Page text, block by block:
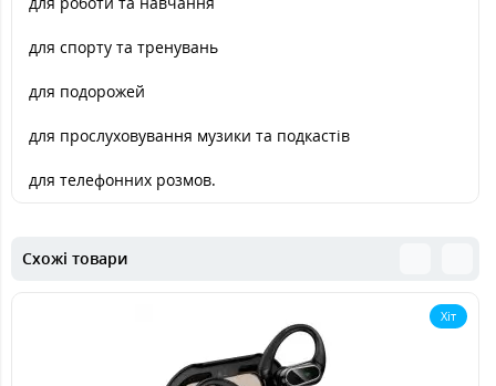
для спорту та тренувань
для подорожей
для прослуховування музики та подкастів
для телефонних розмов.
Схожі товари
Хіт